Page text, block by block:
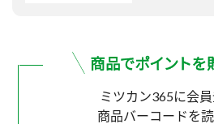
ミツカン365に会
商品バーコードを